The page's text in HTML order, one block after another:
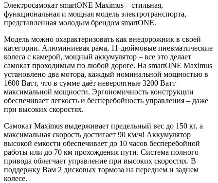
Электросамокат smartONE Maximus – стильная,
функциональная и мощная модель электротранспорта,
представленная молодым брендом smartONE.
Модель можно охарактеризовать как внедорожник в своей
категории. Алюминиевая рама, 11-дюймовые пневматические
колеса с камерой, мощный аккумулятор – все это делает
самокат проходимым по любой дороге. На smartONE Maximus
установлено два мотора, каждый номинальной мощностью в
1600 Ватт, что в сумме даёт невероятные 3200 Ватт
максимальной мощности. Эргономичность конструкции
обеспечивает легкость и бесперебойность управления – даже
при высоких скоростях.
Самокат Maximus выдерживает предельный вес до 150 кг, а
максимальная скорость достигает 90 км/ч! Аккумулятор
высокой емкости обеспечивает до 10 часов бесперебойной
работы или до 70 км прохождения пути. Система полного
привода облегчает управление при высоких скоростях. В
поддержку Вам 2 дисковых тормоза на переднем и заднем
колесе.